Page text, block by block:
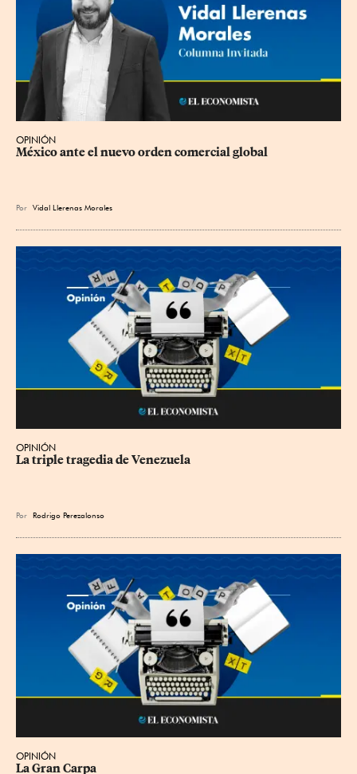
OPINIÓN
México ante el nuevo orden comercial global
Por Vidal Llerenas Morales
OPINIÓN
La triple tragedia de Venezuela
Por Rodrigo Perezalonso
OPINIÓN
La Gran Carpa